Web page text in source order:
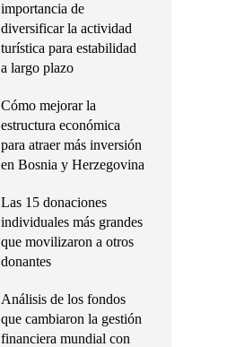
importancia de
diversificar la actividad
turística para estabilidad
a largo plazo
Cómo mejorar la
estructura económica
para atraer más inversión
en Bosnia y Herzegovina
Las 15 donaciones
individuales más grandes
que movilizaron a otros
donantes
Análisis de los fondos
que cambiaron la gestión
financiera mundial con